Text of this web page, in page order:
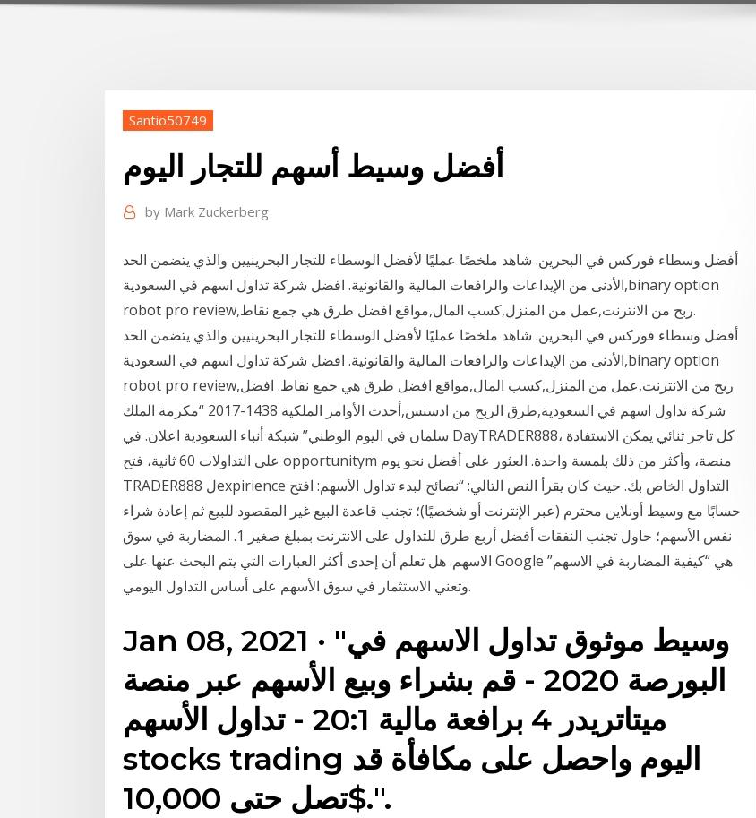
Santio50749
أفضل وسيط أسهم للتجار اليوم
by Mark Zuckerberg
أفضل وسطاء فوركس في البحرين. ️شاهد ملخصًا عمليًا لأفضل الوسطاء للتجار البحرينيين والذي يتضمن الحد
الأدنى من الإيداعات والرافعات المالية والقانونية. افضل شركة تداول اسهم في السعودية,binary option
robot pro review,ربح من الانترنت,عمل من المنزل,كسب المال,مواقع افضل طرق هي جمع نقاط.
أفضل وسطاء فوركس في البحرين. ️شاهد ملخصًا عمليًا لأفضل الوسطاء للتجار البحرينيين والذي يتضمن الحد
الأدنى من الإيداعات والرافعات المالية والقانونية. افضل شركة تداول اسهم في السعودية,binary option
robot pro review,ربح من الانترنت,عمل من المنزل,كسب المال,مواقع افضل طرق هي جمع نقاط. افضل
شركة تداول اسهم في السعودية,طرق الربح من ادسنس,أحدث الأوامر الملكية 1438-2017 “مكرمة الملك
سلمان في اليوم الوطني” شبكة أنباء السعودية اعلان. في DayTRADER888، كل تاجر ثنائي يمكن الاستفادة
على التداولات 60 ثانية، فتح opportunitym منصة، وأكثر من ذلك بلمسة واحدة. العثور على أفضل نحو يوم
TRADER888 لexpirience التداول الخاص بك. حيث كان يقرأ النص التالي: “نصائح لبدء تداول الأسهم: افتح
حسابًا مع وسيط أونلاين محترم (عبر الإنترنت أو شخصيًا)؛ تجنب قاعدة البيع غير المقصود للبيع ثم إعادة شراء
نفس الأسهم؛ حاول تجنب النفقات أفضل أربع طرق للتداول على الانترنت بمبلغ صغير 1. المضاربة في سوق
الاسهم. هل تعلم أن إحدى أكثر العبارات التي يتم البحث عنها على Google هي “كيفية المضاربة في الاسهم”
وتعني الاستثمار في سوق الأسهم على أساس التداول اليومي.
Jan 08, 2021 · "وسيط موثوق تداول الاسهم في
البورصة 2020 - قم بشراء وبيع الأسهم عبر منصة
ميتاتريدر 4 برافعة مالية 20:1 - تداول الأسهم
stocks trading اليوم واحصل على مكافأة قد
تصل حتى 10,000$.".